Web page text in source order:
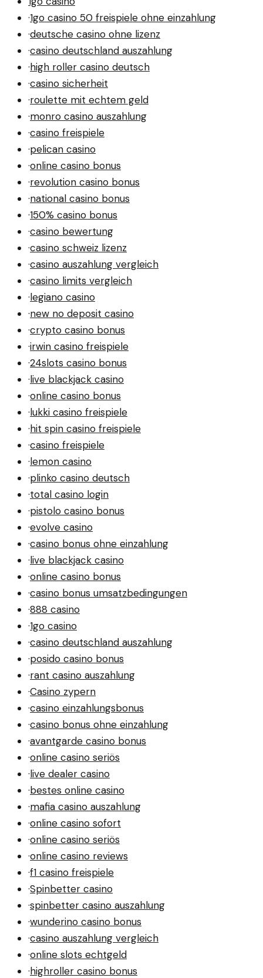
·1go casino 50 freispiele ohne einzahlung
·deutsche casino ohne lizenz
·casino deutschland auszahlung
·high roller casino deutsch
·casino sicherheit
·roulette mit echtem geld
·monro casino auszahlung
·casino freispiele
·pelican casino
·online casino bonus
·revolution casino bonus
·national casino bonus
·150% casino bonus
·casino bewertung
·casino schweiz lizenz
·casino auszahlung vergleich
·casino limits vergleich
·legiano casino
·new no deposit casino
·crypto casino bonus
·irwin casino freispiele
·24slots casino bonus
·live blackjack casino
·online casino bonus
·lukki casino freispiele
·hit spin casino freispiele
·casino freispiele
·lemon casino
·plinko casino deutsch
·total casino login
·pistolo casino bonus
·evolve casino
·casino bonus ohne einzahlung
·live blackjack casino
·online casino bonus
·casino bonus umsatzbedingungen
·888 casino
·1go casino
·casino deutschland auszahlung
·posido casino bonus
·rant casino auszahlung
·Casino zypern
·casino einzahlungsbonus
·casino bonus ohne einzahlung
·avantgarde casino bonus
·online casino seriös
·live dealer casino
·bestes online casino
·mafia casino auszahlung
·online casino sofort
·online casino seriös
·online casino reviews
·f1 casino freispiele
·Spinbetter casino
·spinbetter casino auszahlung
·wunderino casino bonus
·casino auszahlung vergleich
·online slots echtgeld
·highroller casino bonus